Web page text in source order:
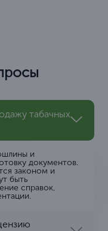
табачных
и
документов.
законом и
быть
справок,